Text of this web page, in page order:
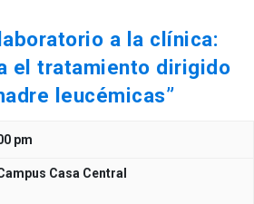
a la clínica:
el tratamiento dirigido
leucémicas”
pm
Casa Central